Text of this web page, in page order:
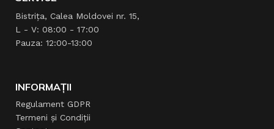
Bistrița, Calea Moldovei nr. 15,
L - V: 08:00 - 17:00
Pauza: 12:00-13:00
INFORMAȚII
Regulament GDPR
Termeni și Condiții